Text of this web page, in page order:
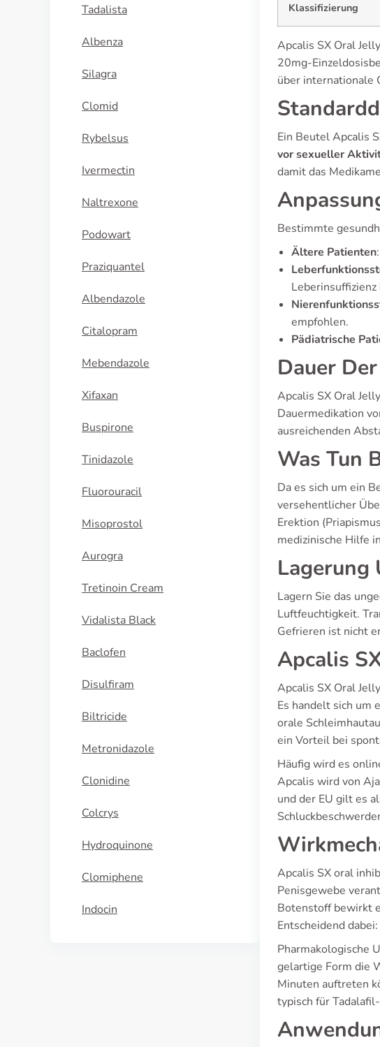
Tadalista
Albenza
Silagra
Clomid
Rybelsus
Ivermectin
Naltrexone
Podowart
Praziquantel
Albendazole
Citalopram
Mebendazole
Xifaxan
Buspirone
Tinidazole
Fluorouracil
Misoprostol
Aurogra
Tretinoin Cream
Vidalista Black
Baclofen
Disulfiram
Biltricide
Metronidazole
Clonidine
Colcrys
Hydroquinone
Clomiphene
Indocin
Klassifizierung
Apcalis SX Oral
20mg-
über internationale
Ein Beutel Apcalis
vor sexueller
damit das
Bestimmte
Ältere Patienten
empfohlen.
Pädiatrische
Dauer
Apcalis SX Oral
Dauermedikation
ausreichenden
Was Tun
Da es sich um ein
versehentlicher
Erektion
medizinische Hilfe
Lagerung
Lagern Sie das
Luftfeuchtigkeit.
Gefrieren ist nicht
Apcalis
Apcalis SX Oral
Es handelt sich um
orale
ein Vorteil bei
Häufig wird es
Apcalis wird von
und der EU gilt es
Apcalis SX oral
Penisgewebe
Botenstoff bewirkt
Entscheidend
Pharmakologische
gelartige Form die
Minuten auftreten
typisch für